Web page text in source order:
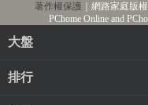
著作權保護 ｜網路家庭版
PChome Online and
大盤
排行